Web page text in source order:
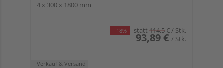
4 x 300 x 1800 mm
- 18% statt 114,5€/ Stk.
93,89 € / Stk.
Verkauf & Versand